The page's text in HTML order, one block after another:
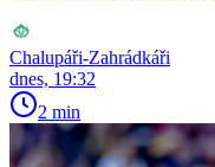
Chalupáři-Zahrádkáři
dnes, 19:32
2 min